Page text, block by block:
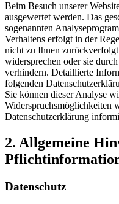
Beim Besuch unserer
ausgewertet werden. Das
sogenannten
Verhaltens erfolgt in der
nicht zu Ihnen
widersprechen oder sie
verhindern. Detaillierte
folgenden
Sie können dieser Analyse
Widerspruchsmöglichkeiten
Datenschutzerklärung
2. Allgemeine
Datenschutz